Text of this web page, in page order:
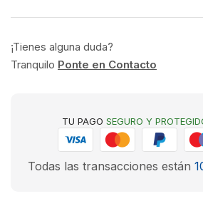
¡Tienes alguna duda?
Tranquilo Ponte en Contacto
TU PAGO SEGURO Y
Todas las transacciones están